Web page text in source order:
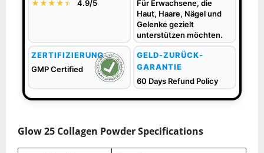
★★★★★
★ 4.9/5
Für Erwachsene, die
Haut, Haare, Nägel und
Gelenke gezielt
unterstützen möchten.
ZERTIFIZIERUNG
GMP Certified
GELD-ZURÜCK-
GARANTIE
60 Days Refund Policy
Glow 25 Collagen Powder Specifications